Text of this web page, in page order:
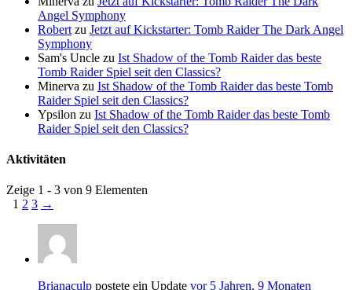
Angel Symphony
Robert zu Jetzt auf Kickstarter: Tomb Raider The Dark Angel
Symphony
Sam's Uncle zu Ist Shadow of the Tomb Raider das beste
Tomb Raider Spiel seit den Classics?
Minerva zu Ist Shadow of the Tomb Raider das beste Tomb
Raider Spiel seit den Classics?
Ypsilon zu Ist Shadow of the Tomb Raider das beste Tomb
Raider Spiel seit den Classics?
Aktivitäten
Zeige 1 - 3 von 9 Elementen
1 2 3 →
Brianaculp postete ein Update vor 5 Jahren, 9 Monaten